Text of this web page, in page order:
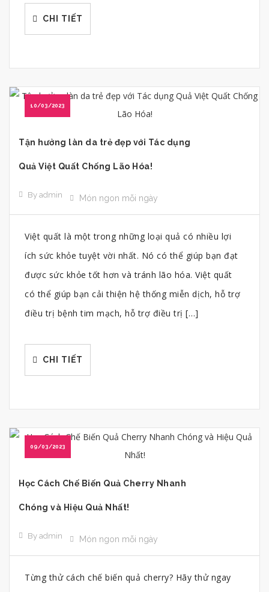
CHI TIẾT
10/03/2023
Tận hưởng làn da trẻ đẹp với Tác dụng
Quả Việt Quất Chống Lão Hóa!
By admin Món ngon mỗi ngày
Việt quất là một trong những loại quả có nhiều lợi
ích sức khỏe tuyệt vời nhất. Nó có thể giúp bạn đạt
được sức khỏe tốt hơn và tránh lão hóa. Việt quất
có thể giúp bạn cải thiện hệ thống miễn dịch, hỗ trợ
điều trị bệnh tim mạch, hỗ trợ điều trị […]
CHI TIẾT
09/03/2023
Học Cách Chế Biến Quả Cherry Nhanh
Chóng và Hiệu Quả Nhất!
By admin Món ngon mỗi ngày
Từng thử cách chế biến quả cherry? Hãy thử ngay